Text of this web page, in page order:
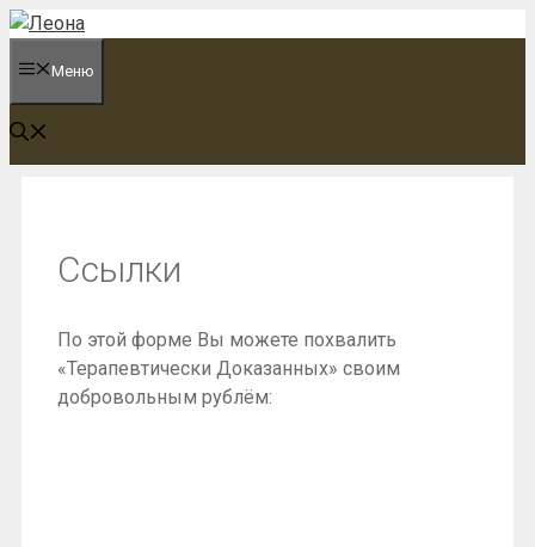
Перейти
содержимому
Меню
Ссылки
По этой форме Вы можете похвалить
«Терапевтически Доказанных» своим
добровольным рублём: